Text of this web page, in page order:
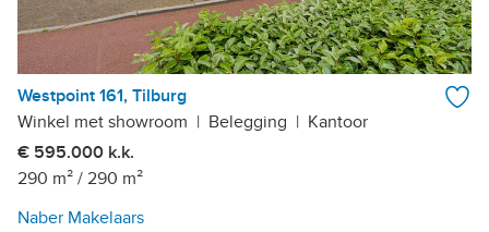
Westpoint 161, Tilburg
Winkel met showroom | Belegging | Kantoor
€ 595.000 k.k.
290 m² / 290 m²
Naber Makelaars